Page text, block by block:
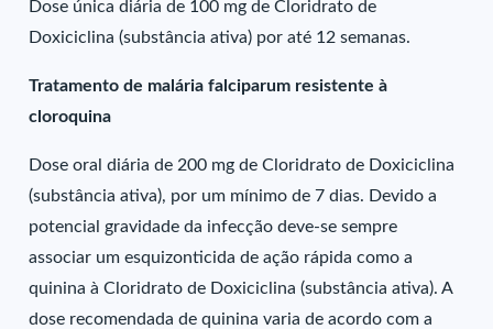
Dose única diária de 100 mg de Cloridrato de
Doxiciclina (substância ativa) por até 12 semanas.
Tratamento de malária falciparum resistente à
cloroquina
Dose oral diária de 200 mg de Cloridrato de Doxiciclina
(substância ativa), por um mínimo de 7 dias. Devido a
potencial gravidade da infecção deve-se sempre
associar um esquizonticida de ação rápida como a
quinina à Cloridrato de Doxiciclina (substância ativa). A
dose recomendada de quinina varia de acordo com a